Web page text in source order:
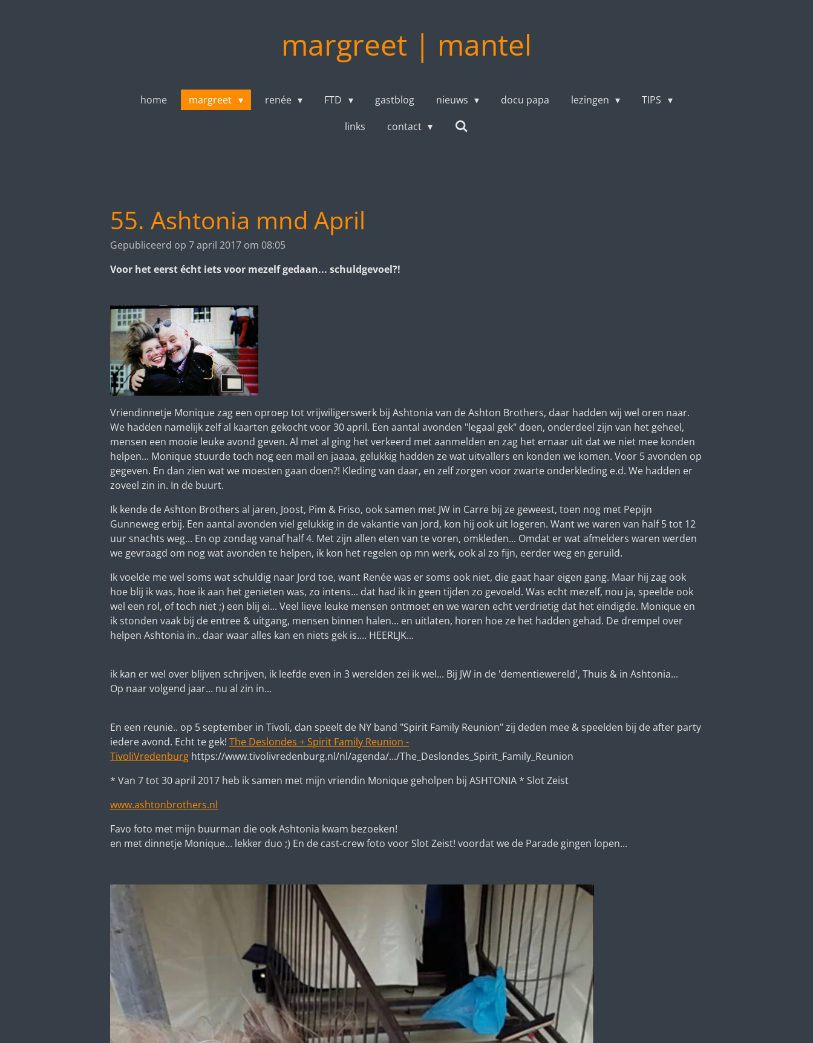
margreet | mantel
home margreet renée FTD gastblog nieuws docu papa lezingen
TIPS
links
contact
55. Ashtonia mnd April
Gepubliceerd op 7 april 2017 om 08:05
Voor het eerst écht iets voor mezelf gedaan... schuldgevoel?!
Vriendinnetje Monique zag een oproep tot vrijwiligerswerk bij Ashtonia van de Ashton Brothers, daar hadden wij wel oren naar.
We hadden namelijk zelf al kaarten gekocht voor 30 april. Een aantal avonden "legaal gek" doen, onderdeel zijn van het geheel,
mensen een mooie leuke avond geven. Al met al ging het verkeerd met aanmelden en zag het ernaar uit dat we niet mee konden
helpen... Monique stuurde toch nog een mail en jaaaa, gelukkig hadden ze wat uitvallers en konden we komen. Voor 5 avonden op
gegeven. En dan zien wat we moesten gaan doen?! Kleding van daar, en zelf zorgen voor zwarte onderkleding e.d. We hadden er
zoveel zin in. In de buurt.
Ik kende de Ashton Brothers al jaren, Joost, Pim & Friso, ook samen met JW in Carre bij ze geweest, toen nog met Pepijn
Gunneweg erbij. Een aantal avonden viel gelukkig in de vakantie van Jord, kon hij ook uit logeren. Want we waren van half 5 tot 12
uur snachts weg... En op zondag vanaf half 4. Met zijn allen eten van te voren, omkleden... Omdat er wat afmelders waren werden
we gevraagd om nog wat avonden te helpen, ik kon het regelen op mn werk, ook al zo fijn, eerder weg en geruild.
Ik voelde me wel soms wat schuldig naar Jord toe, want Renée was er soms ook niet, die gaat haar eigen gang. Maar hij zag ook
hoe blij ik was, hoe ik aan het genieten was, zo intens... dat had ik in geen tijden zo gevoeld. Was echt mezelf, nou ja, speelde ook
wel een rol, of toch niet ;) een blij ei... Veel lieve leuke mensen ontmoet en we waren echt verdrietig dat het eindigde. Monique en
ik stonden vaak bij de entree & uitgang, mensen binnen halen... en uitlaten, horen hoe ze het hadden gehad. De drempel over
helpen Ashtonia in.. daar waar alles kan en niets gek is.... HEERLJK...
ik kan er wel over blijven schrijven, ik leefde even in 3 werelden zei ik wel... Bij JW in de 'dementiewereld', Thuis & in Ashtonia...
Op naar volgend jaar... nu al zin in...
En een reunie.. op 5 september in Tivoli, dan speelt de NY band "Spirit Family Reunion" zij deden mee & speelden bij de after party
iedere avond. Echt te gek! The Deslondes + Spirit Family Reunion -
TivoliVredenburg https://www.tivolivredenburg.nl/nl/agenda/.../The_Deslondes_Spirit_Family_Reunion
* Van 7 tot 30 april 2017 heb ik samen met mijn vriendin Monique geholpen bij ASHTONIA * Slot Zeist
www.ashtonbrothers.nl
Favo foto met mijn buurman die ook Ashtonia kwam bezoeken!
en met dinnetje Monique... lekker duo ;) En de cast-crew foto voor Slot Zeist! voordat we de Parade gingen lopen...